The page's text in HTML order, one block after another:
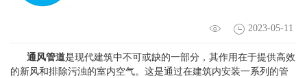
通风管道的重要性-你了解吗
2023-05-11
通风管道是现代建筑中不可或缺的一部分，其作用在于提供高效
的新风和排除污浊的室内空气。这是通过在建筑内安装一系列的管